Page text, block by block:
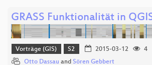
GRASS Funktionalität in
Vorträge (GIS) S2 2015-03-12
4
Otto Dassau and Sören Gebbert